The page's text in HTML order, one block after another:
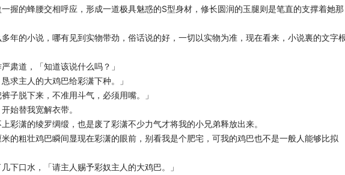
握的蜂腰交相呼应，形成一道极具魅惑的S型身材，修长圆润的玉腿则是笔直的支撑着她那
年的小说，哪有见到实物带劲，俗话说的好，一切以实物为准，现在看来，小说裏的文字
肃道，「知道该说什么吗？」
求主人的大鸡巴给彩潇下种。」
子脱下来，不准用斗气，必须用嘴。」
始替我宽解衣带。
彩潇的绫罗绸缎，也是废了彩潇不少力气才将我的小兄弟释放出来。
的粗壮鸡巴瞬间显现在彩潇的眼前，别看我是个肥宅，可我的鸡巴也不是一般人能够比拟
下口水，「请主人赐予彩奴主人的大鸡巴。」